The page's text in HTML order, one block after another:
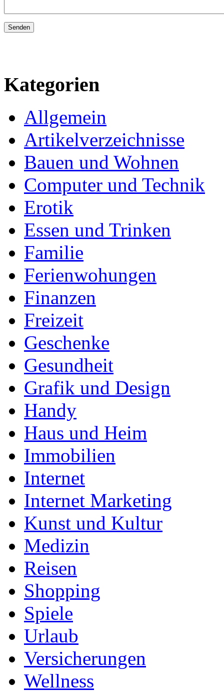
Kategorien
Allgemein
Artikelverzeichnisse
Bauen und Wohnen
Computer und Technik
Erotik
Essen und Trinken
Familie
Ferienwohungen
Finanzen
Freizeit
Geschenke
Gesundheit
Grafik und Design
Handy
Haus und Heim
Immobilien
Internet
Internet Marketing
Kunst und Kultur
Medizin
Reisen
Shopping
Spiele
Urlaub
Versicherungen
Wellness